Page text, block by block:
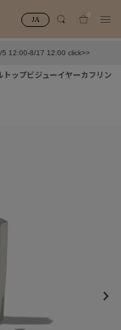
JA
0
5 12:00-8/17 12:00 click>>
トップビジューイヤーカフリン